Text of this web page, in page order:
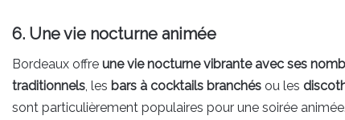
6. Une vie nocturne animée
Bordeaux offre une vie nocturne vibrante avec ses
traditionnels, les bars à cocktails branchés ou les
sont particulièrement populaires pour une soirée animée.